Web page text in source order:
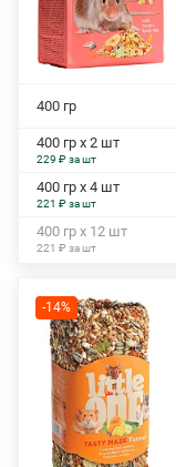
400 гр
400 гр х 2 шт
229 ₽ за шт
400 гр х 4 шт
221 ₽ за шт
400 гр х 12 шт
221 ₽ за шт
-14%